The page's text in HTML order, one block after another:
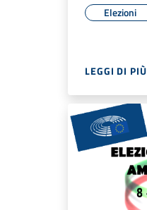
Elezioni
LEGGI DI PIÙ